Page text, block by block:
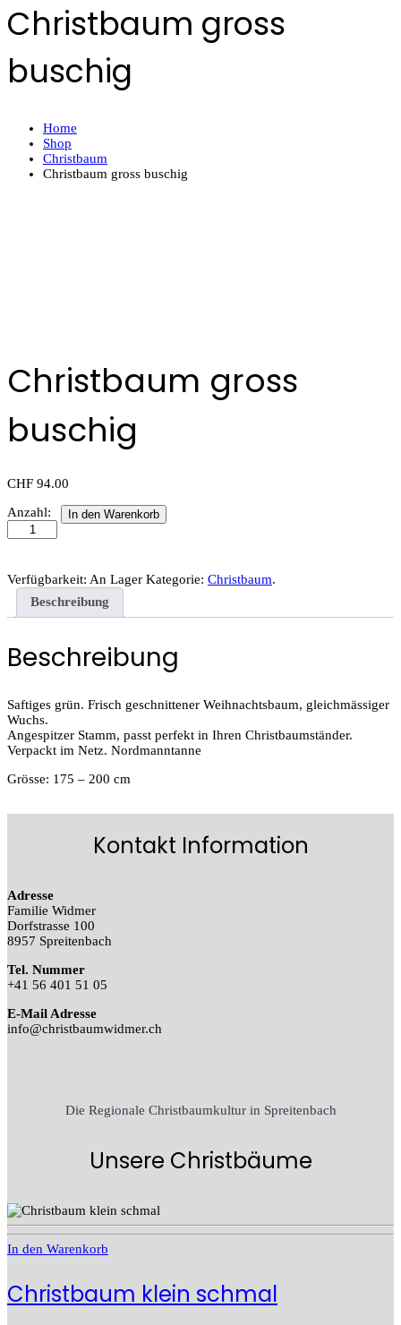
Christbaum gross
buschig
Home
Shop
Christbaum
Christbaum gross buschig
Christbaum gross
buschig
CHF 94.00
Anzahl:
In den Warenkorb
Verfügbarkeit: An Lager Kategorie: Christbaum.
Beschreibung
Beschreibung
Saftiges grün. Frisch geschnittener Weihnachtsbaum, gleichmässiger
Wuchs.
Angespitzer Stamm, passt perfekt in Ihren Christbaumständer.
Verpackt im Netz. Nordmanntanne
Grösse: 175 – 200 cm
Kontakt Information
Adresse
Familie Widmer
Dorfstrasse 100
8957 Spreitenbach
Tel. Nummer
+41 56 401 51 05
E-Mail Adresse
info@christbaumwidmer.ch
Die Regionale Christbaumkultur in Spreitenbach
Unsere Christbäume
In den Warenkorb
Christbaum klein schmal